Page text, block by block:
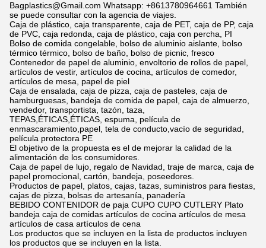
Bagplastics@Gmail.com Whatsapp: +8613780964661 También
se puede consultar con la agencia de viajes.
Caja de plástico, caja transparente, caja de PET, caja de PP, caja
de PVC, caja redonda, caja de plástico, caja con percha, PI
Bolso de comida congelable, bolso de aluminio aislante, bolso
térmico térmico, bolso de baño, bolso de picnic, fresco
Contenedor de papel de aluminio, envoltorio de rollos de papel,
artículos de vestir, artículos de cocina, artículos de comedor,
artículos de mesa, papel de piel
Caja de ensalada, caja de pizza, caja de pasteles, caja de
hamburguesas, bandeja de comida de papel, caja de almuerzo,
vendedor, transportista, tazón, taza,
TEPAS,ÉTICAS,ÉTICAS, espuma, película de
enmascaramiento,papel, tela de conducto,vacío de seguridad,
película protectora PE
El objetivo de la propuesta es el de mejorar la calidad de la
alimentación de los consumidores.
Caja de papel de lujo, regalo de Navidad, traje de marca, caja de
papel promocional, cartón, bandeja, poseedores.
Productos de papel, platos, cajas, tazas, suministros para fiestas,
cajas de pizza, bolsas de artesanía, panadería
BEBIDO CONTENIDOR de paja CUPO CUPO CUTLERY Plato
bandeja caja de comidas artículos de cocina artículos de mesa
artículos de casa artículos de cena
Los productos que se incluyen en la lista de productos incluyen
los productos que se incluyen en la lista.